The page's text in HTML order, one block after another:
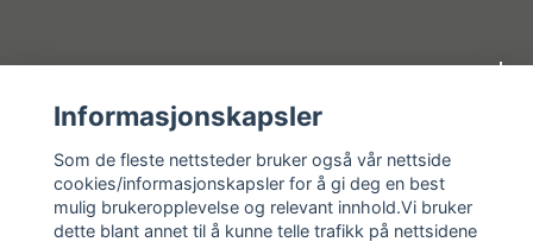
Kundeservice
Informasjonskapsler
Som de fleste nettsteder bruker også vår nettside
cookies/informasjonskapsler for å gi deg en best
mulig brukeropplevelse og relevant innhold.Vi bruker
dette blant annet til å kunne telle trafikk på nettsidene